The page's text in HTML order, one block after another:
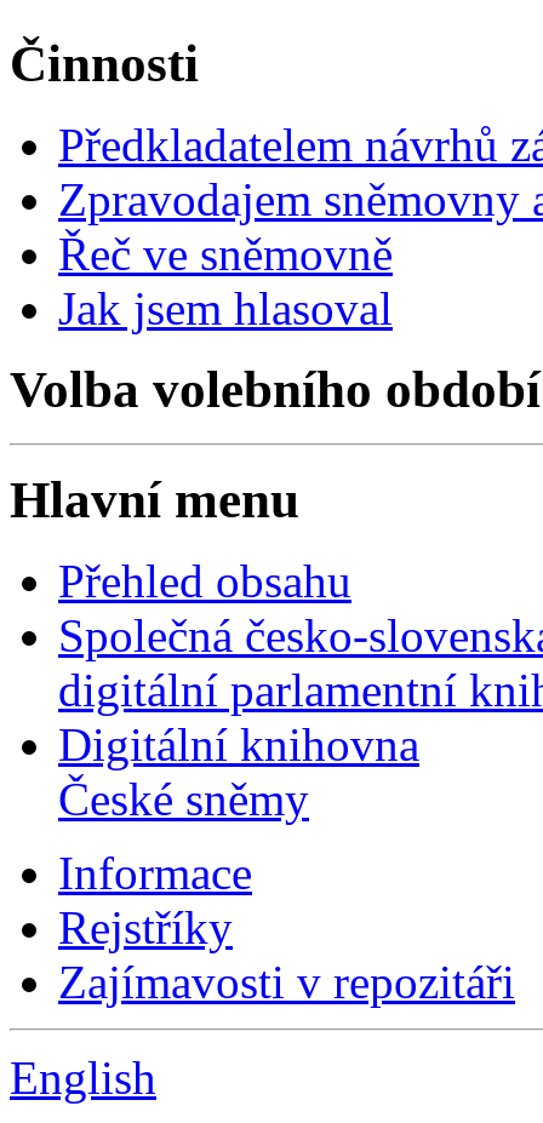
Činnosti
Předkladatelem návrhů
Zpravodajem
Řeč ve sněmovně
Jak jsem hlasoval
Volba volebního období
Hlavní menu
Přehled obsahu
Společná česko-
digitální parlamentní
Digitální knihovna
České sněmy
Informace
Rejstříky
Zajímavosti v repozitáři
English